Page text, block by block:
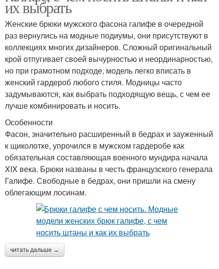
их выбрать
Женские брюки мужского фасона галифе в очередной
раз вернулись на модные подиумы, они присутствуют в
коллекциях многих дизайнеров. Сложный оригинальный
крой отпугивает своей вычурностью и неординарностью,
но при грамотном подходе, модель легко вписать в
женский гардероб любого стиля. Модницы часто
задумываются, как выбрать подходящую вещь, с чем ее
лучше комбинировать и носить.
Особенности
Фасон, значительно расширенный в бедрах и зауженный
к щиколотке, упрочился в мужском гардеробе как
обязательная составляющая военного мундира начала
XIX века. Брюки названы в честь французского генерала
Галифе. Свободные в бедрах, они пришли на смену
облегающим лосинам.
читать дальше →